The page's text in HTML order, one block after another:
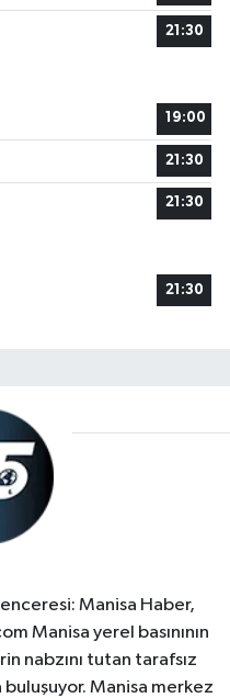
21:30
19:00
21:30
21:30
21:30
Manisa Haber,
Manisa yerel basınının
nabzını tutan tarafsız
buluşuyor. Manisa merkez